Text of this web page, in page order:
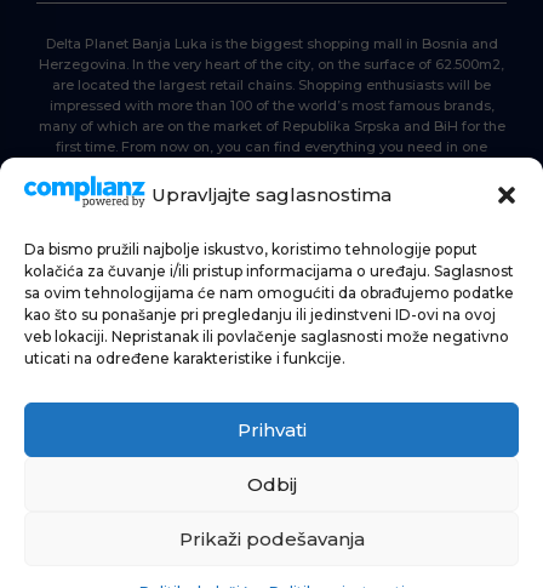
Upravljajte saglasnostima
Da bismo pružili najbolje iskustvo, koristimo tehnologije poput
kolačića za čuvanje i/ili pristup informacijama o uređaju. Saglasnost
sa ovim tehnologijama će nam omogućiti da obrađujemo podatke
kao što su ponašanje pri pregledanju ili jedinstveni ID-ovi na ovoj
veb lokaciji. Nepristanak ili povlačenje saglasnosti može negativno
uticati na određene karakteristike i funkcije.
Prihvati
Odbij
Prikaži podešavanja
Delta Planet Banja Luka is the biggest shopping mall in Bosnia and
Herzegovina. In the very heart of the city, on the surface of 62.500m2,
are located the largest retail chains. Shopping enthusiasts will be
impressed with more than 100 of the world’s most famous brands,
many of which are on the market of Republika Srpska and BiH for the
first time. From now on, you can find everything you need in one
HOME
SHOPPING
NEWS
ENTERTAINMENT